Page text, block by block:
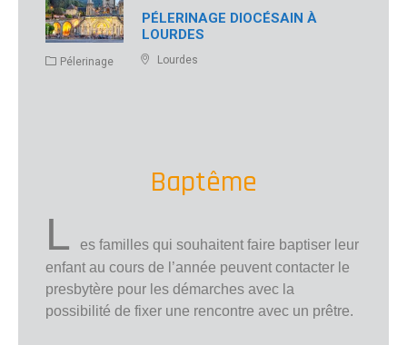
PÉLERINAGE DIOCÉSAIN À
LOURDES
Lourdes
Pélerinage
Baptême
L
es familles qui souhaitent faire baptiser leur
enfant au cours de l’année peuvent contacter le
presbytère pour les démarches avec la
possibilité de fixer une rencontre avec un prêtre.